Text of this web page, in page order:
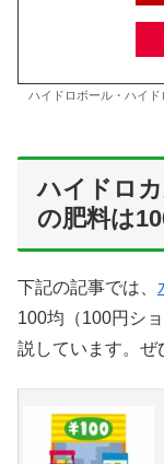
ハイドロボール・ハイ
ハイドロ
の肥料は
下記の記事では、
100均（100円シ
説しています。ぜ